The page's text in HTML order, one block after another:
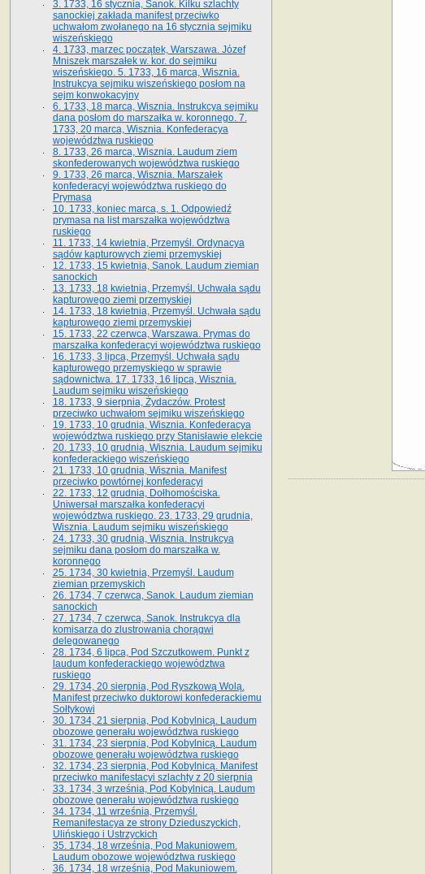
3. 1733, 16 stycznia, Sanok. Kilku szlachty
sanockiej zakłada manifest przeciwko
uchwałom zwołanego na 16 stycz­nia sejmiku
wiszeńskiego
4. 1733, marzec początek, Warszawa. Józef
Mniszek marszałek w. kor. do sejmiku
wiszeńskiego. 5. 1733, 16 marca, Wisznia.
Instrukcya sejmiku wiszeńskiego posłom na
sejm konwokacyjny
6. 1733, 18 marca, Wisznia. Instrukcya sejmiku
dana posłom do marszałka w. koronnego. 7.
1733, 20 marca, Wisznia. Konfederacya
województwa ruskiego
8. 1733, 26 marca, Wisznia. Laudum ziem
skonfederowanych województwa ruskiego
9. 1733, 26 marca, Wisznia. Marszałek
konfederacyi województwa ruskiego do
Prymasa
10. 1733, koniec marca, s. 1. Odpowiedź
prymasa na list marszałka województwa
ruskiego
11. 1733, 14 kwietnia, Przemyśl. Ordynacya
sądów kapturowych ziemi przemyskiej
12. 1733, 15 kwietnia, Sanok. Laudum ziemian
sanockich
13. 1733, 18 kwietnia, Przemyśl. Uchwała sądu
kapturowego ziemi przemyskiej
14. 1733, 18 kwietnia, Przemyśl. Uchwała sądu
kapturowego ziemi przemyskiej
15. 1733, 22 czerwca, Warszawa. Prymas do
marszałka konfederacyi województwa ruskiego
16. 1733, 3 lipca, Przemyśl. Uchwała sądu
kapturowego przemyskiego w sprawie
sądownictwa. 17. 1733, 16 lipca, Wisznia.
Laudum sejmiku wiszeńskiego
18. 1733, 9 sierpnia, Żydaczów. Protest
przeciwko uchwałom sejmiku wiszeńskiego
19. 1733, 10 grudnia, Wisznia. Konfederacya
województwa ruskiego przy Stanisławie elekcie
20. 1733, 10 grudnia, Wisznia. Laudum sejmiku
konfederackiego wiszeńskiego
21. 1733, 10 grudnia, Wisznia. Manifest
przeciwko powtórnej konfederacyi
22. 1733, 12 grudnia, Dołhomościska.
Uniwersał marszałka konfederacyi
województwa ruskiego. 23. 1733, 29 grudnia,
Wisznia. Laudum sejmiku wiszeńskiego
24. 1733, 30 grudnia, Wisznia. Instrukcya
sejmiku dana posłom do marszałka w.
koronnego
25. 1734, 30 kwietnia, Przemyśl. Laudum
ziemian przemyskich
26. 1734, 7 czerwca, Sanok. Laudum ziemian
sanockich
27. 1734, 7 czerwca, Sanok. Instrukcya dla
komisarza do zlustrowania chorągwi
delegowanego
28. 1734, 6 lipca, Pod Szczutkowem. Punkt z
laudum konfederackiego województwa
ruskiego
29. 1734, 20 sierpnia, Pod Ryszkową Wolą.
Manifest przeciwko duktorowi konfederackiemu
Sołtykowi
30. 1734, 21 sierpnia, Pod Kobylnicą. Laudum
obozowe generału województwa ruskiego
31. 1734, 23 sierpnia, Pod Kobylnicą. Laudum
obozowe generału województwa ruskiego
32. 1734, 23 sierpnia, Pod Kobylnicą. Manifest
przeciwko manifestacyi szlachty z 20 sierpnia
33. 1734, 3 września, Pod Kobylnicą. Laudum
obozowe generału województwa ruskiego
34. 1734, 11 września, Przemyśl.
Remanifestacya ze strony Dzieduszyckich,
Ulińskiego i Ustrzyckich
35. 1734, 18 września, Pod Makuniowem.
Laudum obozowe województwa ruskiego
36. 1734, 18 września, Pod Makuniowem.